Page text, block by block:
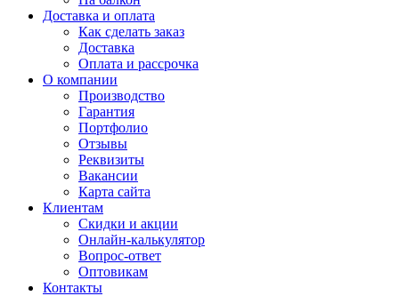
Доставка и оплата
Как сделать заказ
Доставка
Оплата и рассрочка
О компании
Производство
Гарантия
Портфолио
Отзывы
Реквизиты
Вакансии
Карта сайта
Клиентам
Скидки и акции
Онлайн-калькулятор
Вопрос-ответ
Оптовикам
Контакты